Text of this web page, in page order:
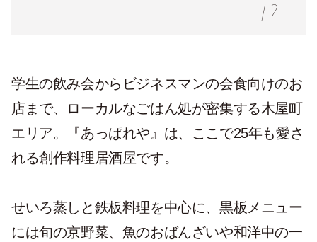
1 / 2
学生の飲み会からビジネスマンの会食向けのお
店まで、ローカルなごはん処が密集する木屋町
エリア。『あっぱれや』は、ここで25年も愛さ
れる創作料理居酒屋です。
せいろ蒸しと鉄板料理を中心に、黒板メニュー
には旬の京野菜、魚のおばんざいや和洋中の一